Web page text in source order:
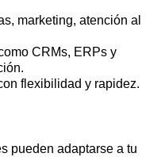
marketing, atención al
CRMs, ERPs y
flexibilidad y rapidez.
pueden adaptarse a tu